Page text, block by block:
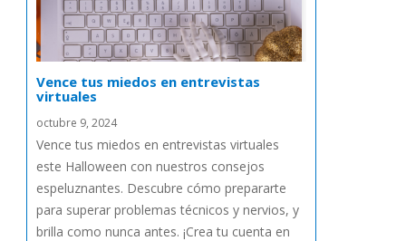
Vence tus miedos en entrevistas
virtuales
octubre 9, 2024
Vence tus miedos en entrevistas virtuales
este Halloween con nuestros consejos
espeluznantes. Descubre cómo prepararte
para superar problemas técnicos y nervios, y
brilla como nunca antes. ¡Crea tu cuenta en